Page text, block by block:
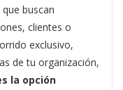
buscan
clientes o
exclusivo,
de tu organización,
la opción